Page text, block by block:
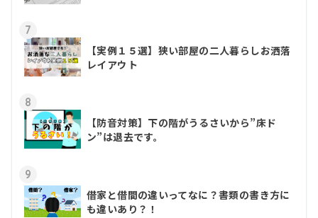
7
【実例１５選】狭い部屋の二人暮らしお洒落
レイアウト
8
【防音対策】下の階がうるさいから”床ド
ン”は退去です。
9
借家と借間の違いってなに？書類の書き方に
も違いあり？！